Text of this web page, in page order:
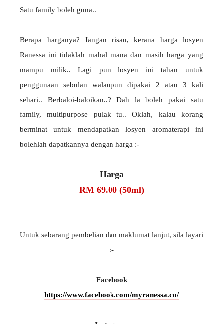
Satu family boleh guna..
Berapa harganya? Jangan risau, kerana harga losyen
Ranessa ini tidaklah mahal mana dan masih harga yang
mampu milik.. Lagi pun losyen ini tahan untuk
penggunaan sebulan walaupun dipakai 2 atau 3 kali
sehari.. Berbaloi-baloikan..? Dah la boleh pakai satu
family, multipurpose pulak tu.. Oklah, kalau korang
berminat untuk mendapatkan losyen aromaterapi ini
bolehlah dapatkannya dengan harga :-
Harga
RM 69.00 (50ml)
Untuk sebarang pembelian dan maklumat lanjut, sila layari
:-
Facebook
https://www.facebook.com/myranessa.co/